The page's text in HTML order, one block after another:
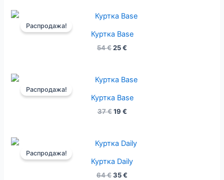
Распродажа!
Куртка Base
54€
Первоначальная
составляла
54 €.
25€
Текущая
25 €.
Распродажа!
Куртка Base
37€
Первоначальная
составляла
37 €.
19 €
Текущая
19 €.
Распродажа!
Куртка Daily
64€
Первоначальная
составляла
64 €.
35€
Текущая
цена:
35 €.